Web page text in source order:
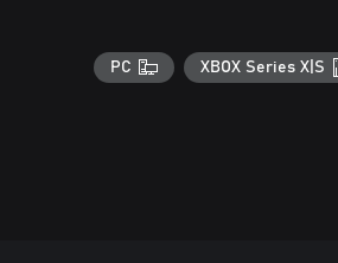
XBOX Series X|S
PC